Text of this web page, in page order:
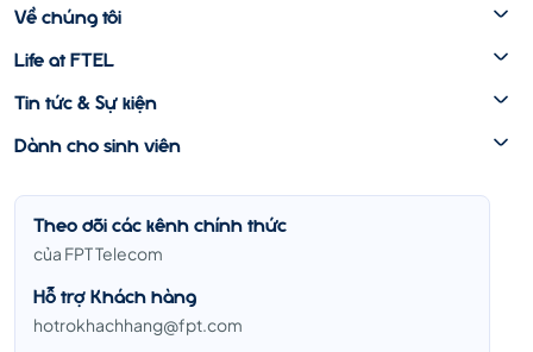
Về chúng tôi
Life at FTEL
Tin tức & Sự kiện
Dành cho sinh viên
Theo dõi các kênh chính thức
của FPT Telecom
Hỗ trợ Khách hàng
hotrokhachhang@fpt.com